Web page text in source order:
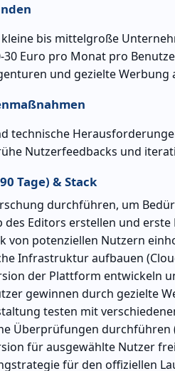
bis mittelgroße
30 Euro pro Monat pro
und gezielte Werbung
technische
Nutzerfeedbacks und
Tage) & Stack
durchführen, um
des Editors erstellen und
von potenziellen Nutzern
Infrastruktur aufbauen
der Plattform entwickeln
gewinnen durch gezielte
testen mit
Überprüfungen
für ausgewählte Nutzer
für den offiziellen